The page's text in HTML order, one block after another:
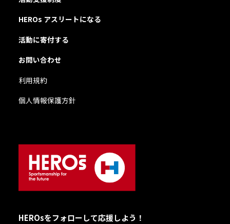
HEROs アスリートになる
活動に寄付する
お問い合わせ
利用規約
個人情報保護方針
HEROsをフォローして応援しよう！